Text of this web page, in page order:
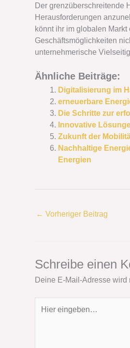
Der grenzüberschreitende
Herausforderungen
könnt ihr im globalen
Geschäftsmöglichkeiten
unternehmerische
Ähnliche Beiträge:
Digitalisierung im
erneuerbare
Die Schritte zur
Innovative
Zukunft der
Nachhaltige
Energien
← Vorheriger Beitrag
Schreibe einen
Deine E-Mail-Adresse wird
eingeben…